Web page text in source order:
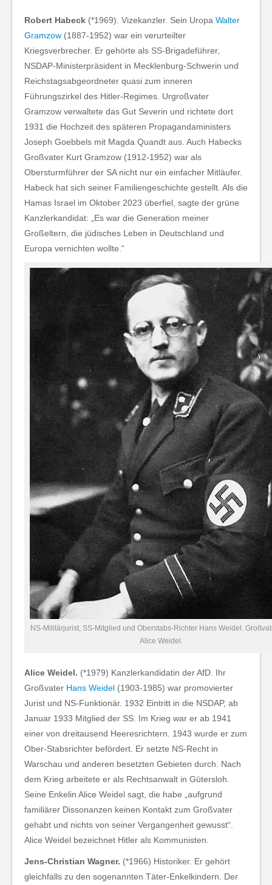
Robert Habeck (*1969). Vizekanzler. Sein Uropa Walter
Gramzow (1887-1952) war ein verurteilter
Kriegsverbrecher. Er gehörte als SS-Brigadeführer,
NSDAP-Ministerpräsident in Mecklenburg-Schwerin und
Reichstagsabgeordneter quasi zum inneren
Führungszirkel des Hitler-Regimes. Urgroßvater
Gramzow verwaltete das Gut Severin und richtete dort
1931 die Hochzeit des späteren Propagandaministers
Joseph Goebbels mit Magda Quandt aus. Auch Habecks
Großvater Kurt Gramzow (1912-1952) war als
Obersturmführer der SA nicht nur ein einfacher Mitläufer.
Habeck hat sich seiner Familiengeschichte gestellt. Als die
Hamas Israel im Oktober 2023 überfiel, sagte der grüne
Kanzlerkandidat: „Es war die Generation meiner
Großeltern, die jüdisches Leben in Deutschland und
Europa vernichten wollte.“
NS-Militärjurist, SS-Mitglied und Oberstabs-Richter Hans Weidel.
Alice Weidel.
Alice Weidel. (*1979) Kanzlerkandidatin der AfD. Ihr
Großvater Hans Weidel (1903-1985) war promovierter
Jurist und NS-Funktionär. 1932 Eintritt in die NSDAP, ab
Januar 1933 Mitglied der SS. Im Krieg war er ab 1941
einer von dreitausend Heeresrichtern. 1943 wurde er zum
Ober-Stabsrichter befördert. Er setzte NS-Recht in
Warschau und anderen besetzten Gebieten durch. Nach
dem Krieg arbeitete er als Rechtsanwalt in Gütersloh.
Seine Enkelin Alice Weidel sagt, die habe „aufgrund
familiärer Dissonanzen keinen Kontakt zum Großvater
gehabt und nichts von seiner Vergangenheit gewusst“.
Alice Weidel bezeichnet Hitler als Kommunisten.
Jens-Christian Wagner. (*1966) Historiker. Er gehört
gleichfalls zu den sogenannten Täter-Enkelkindern. Der